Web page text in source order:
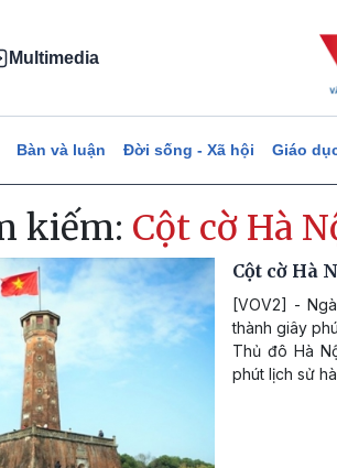
Multimedia
Bàn và luận Đời sống - Xã hội Giáo
kiếm: Cột cờ Hà
Cột cờ Hà
[VOV2] -
thành giây
Thủ đô Hà
phút lịch sử